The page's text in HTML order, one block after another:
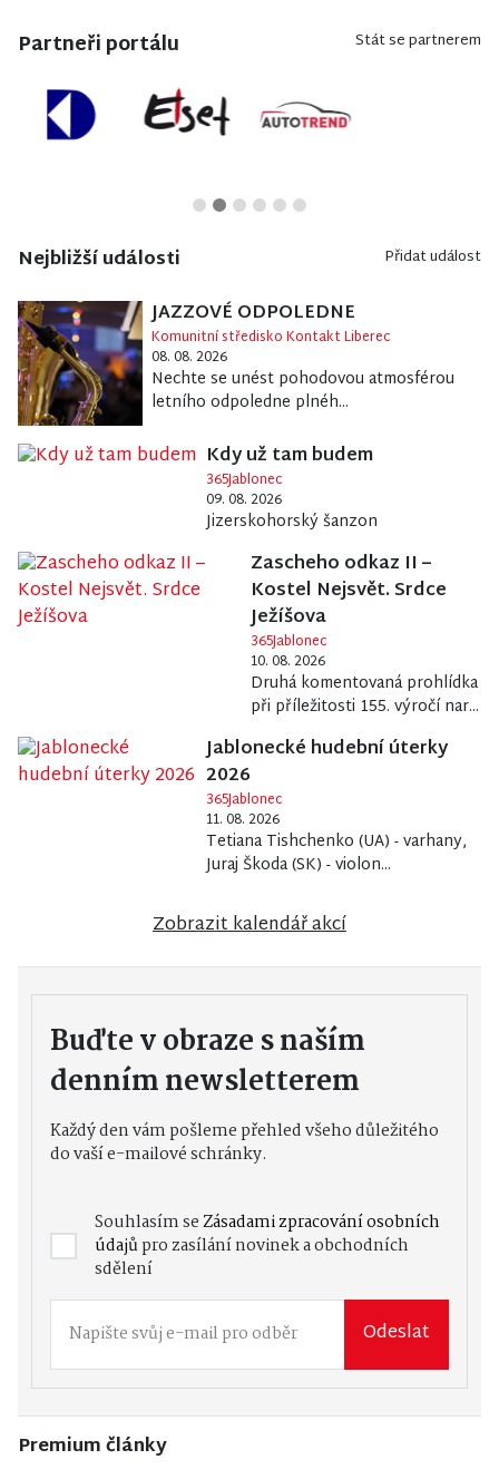
Partneři portálu Stát se partnerem
Nejbližší události Přidat událost
JAZZOVÉ ODPOLEDNE
Komunitní středisko Kontakt Liberec
08. 08. 2026
Nechte se unést pohodovou atmosférou
letního odpoledne plnéh...
Kdy už tam budem
365Jablonec
09. 08. 2026
Jizerskohorský šanzon
Zascheho odkaz II –
Kostel Nejsvět. Srdce
Ježíšova
365Jablonec
10. 08. 2026
Druhá komentovaná prohlídka
při příležitosti 155. výročí nar...
Jablonecké hudební úterky
2026
365Jablonec
11. 08. 2026
Tetiana Tishchenko (UA) - varhany,
Juraj Škoda (SK) - violon...
Zobrazit kalendář akcí
Buďte v obraze s naším
denním newsletterem
Každý den vám pošleme přehled všeho důležitého
do vaší e-mailové schránky.
Souhlasím se Zásadami zpracování osobních
údajů pro zasílání novinek a obchodních
sdělení
Odeslat
Premium články